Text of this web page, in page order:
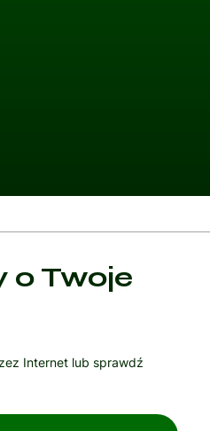
o Twoje
Internet lub sprawdź